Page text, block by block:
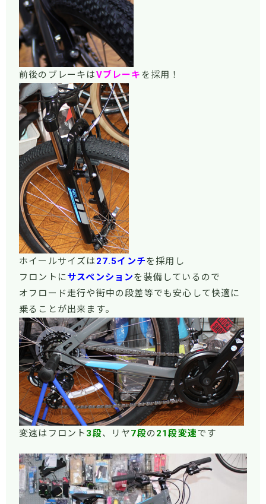
前後のブレーキはVブレーキ を採用！
ホイールサイズは 27.5インチを採用し
フロントにサスペンションを装備しているので
オフロード走行や街中の段差等でも安心して快適に
乗ることが出来ます。
変速はフロント 3段、リヤ7段の 21段変速です